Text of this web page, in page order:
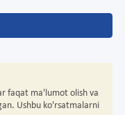
faqat ma'lumot olish va
Ushbu ko'rsatmalarni